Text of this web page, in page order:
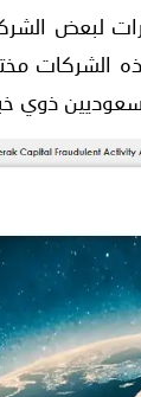
لبعض
الشركات
ذوي